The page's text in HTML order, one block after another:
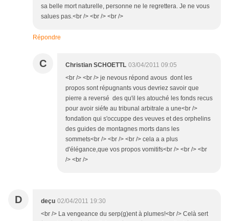
sa belle mort naturelle, personne ne le regrettera. Je ne vous
salues pas.<br /> <br /> <br />
Répondre
C Christian SCHOETTL 03/04/2011 09:05
<br /> <br /> je nevous répond avous dont les
propos sont répugnants vous devriez savoir que
pierre a reversé des qu'il les atouché les fonds recus
pour avoir siéfe au tribunal arbitrale a une<br />
fondation qui s'occuppe des veuves et des orphelins
des guides de montagnes morts dans les
sommets<br /> <br /> <br /> cela a a plus
d'élégance,que vos propos vomitifs<br /> <br /> <br
/> <br />
D deçu 02/04/2011 19:30
<br /> La vengeance du serp(g)ent à plumes!<br /> Celà sert